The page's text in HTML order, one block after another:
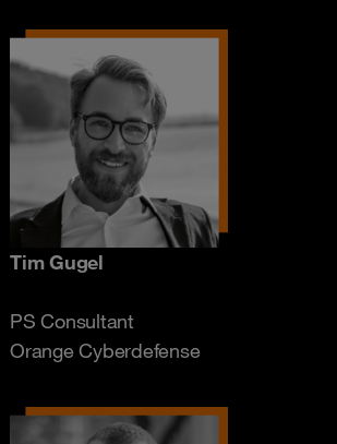
Tim Gugel
PS Consultant
Orange Cyberdefense